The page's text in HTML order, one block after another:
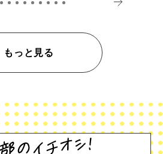
もっと見る